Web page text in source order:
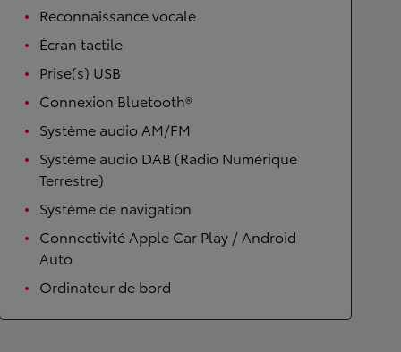
Reconnaissance vocale
Écran tactile
Prise(s) USB
Connexion Bluetooth®
Système audio AM/FM
Système audio DAB (Radio Numérique
Terrestre)
Système de navigation
Connectivité Apple Car Play / Android
Auto
Ordinateur de bord